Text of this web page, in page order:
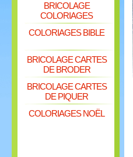
BRICOLAGE
COLORIAGES
COLORIAGES BIBLE
BRICOLAGE CARTES
DE BRODER
BRICOLAGE CARTES
DE PIQUER
COLORIAGES NOËL